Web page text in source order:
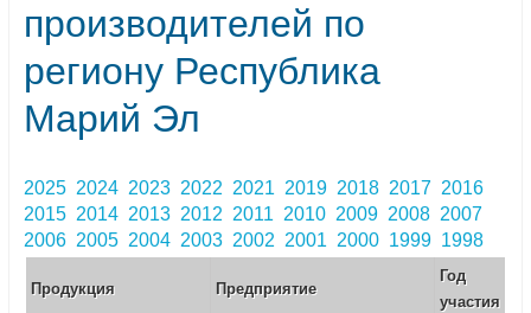
производителей по
региону Республика
Марий Эл
2025 2024 2023 2022 2021 2019 2018 2017 2016
2015 2014 2013 2012 2011 2010 2009 2008 2007
2006 2005 2004 2003 2002 2001 2000 1999 1998
Продукция Предприятие
Год
участия